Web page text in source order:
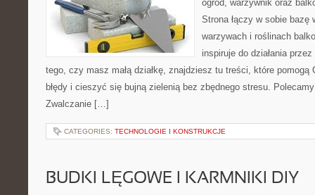
ogród, warzywnik oraz
Strona łączy w sobie bazę
warzywach i roślinach
inspiruje do działania
tego, czy masz małą działkę, znajdziesz tu treści, które pomogą
błędy i cieszyć się bujną zielenią bez zbędnego stresu.
Zwalczanie […]
CATEGORIES: TECHNOLOGIE I KONSTRUKCJE
BUDKI LĘGOWE I KARMNIKI DIY